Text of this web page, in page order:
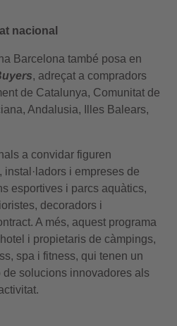
nacional
Barcelona també posa en
, adreçat a compradors
de Catalunya, Comunitat de
Andalusia, Illes Balears,
a convidar figuren
i empreses de
esportives i parcs aquàtics,
decoradors i
A més, aquest programa
i propietaris de càmpings,
spa i fitness, qui tenen un
de solucions innovadores als